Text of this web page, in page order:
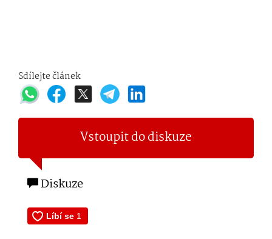
Sdílejte článek
Vstoupit do diskuze
Diskuze